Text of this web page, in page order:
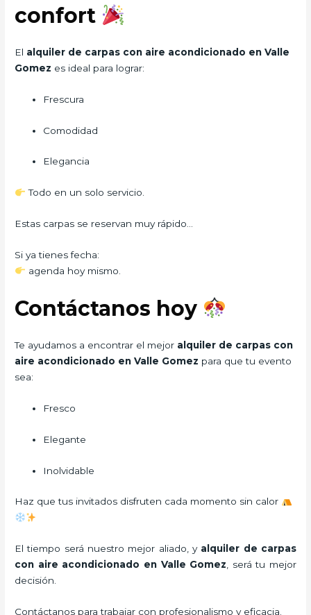
confort
El alquiler de carpas con aire acondicionado en Valle
Gomez es ideal para lograr:
Frescura
Comodidad
Elegancia
Todo en un solo servicio.
Estas carpas se reservan muy rápido…
Si ya tienes fecha:
agenda hoy mismo.
Contáctanos hoy
Te ayudamos a encontrar el mejor alquiler de carpas con
aire acondicionado en Valle Gomez para que tu evento
sea:
Fresco
Elegante
Inolvidable
Haz que tus invitados disfruten cada momento sin calor
El tiempo será nuestro mejor aliado, y alquiler de carpas
con aire acondicionado en Valle Gomez, será tu mejor
decisión.
Contáctanos para trabajar con profesionalismo y eficacia.